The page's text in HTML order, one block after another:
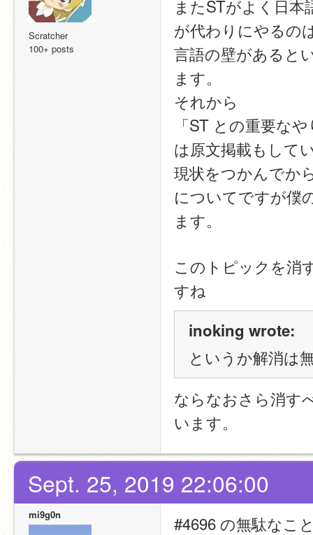
Scratcher
100+ posts
またSTがよく日
が代わりにやるの
言語の壁があると
ます。
それから
「ST との重要な
は原文掲載もして
現状をつかんでか
についてですが僕
ます。
このトピックを消
すね
inoking wrote:
というか解消は
ならなおさら消す
います。
Sept. 25, 2019 22:06:00
mi9g0n
#4696 の無駄なこ